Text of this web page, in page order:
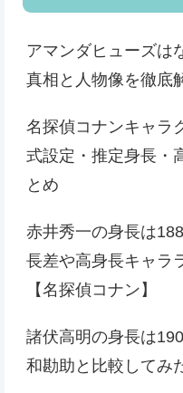
アマンダヒューズは
真相と人物像を徹底
名探偵コナンキャラ
式設定・推定身長・
とめ
赤井秀一の身長は
長差や高身長キャラ
【名探偵コナン】
諸伏高明の身長は
和勘助と比較してみ